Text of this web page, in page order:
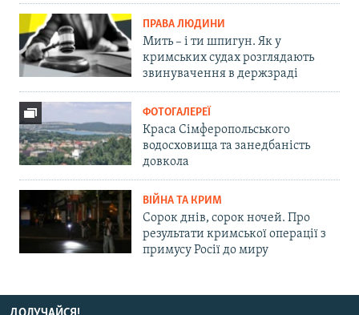
ПРАВА ЛЮДИНИ
Мить – і ти шпигун. Як у
кримських судах розглядають
звинувачення в держзраді
ФОТОГАЛЕРЕЇ
Краса Сімферопольського
водосховища та занедбаність
довкола
ВІЙНА ТА КРИМ
Сорок днів, сорок ночей. Про
результати кримської операції з
примусу Росії до миру